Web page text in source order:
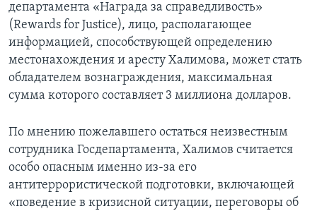
департамента «Награда за справедливость»
(Rewards for Justice), лицо, располагающее
информацией, способствующей определению
местонахождения и аресту Халимова, может стать
обладателем вознаграждения, максимальная
сумма которого составляет 3 миллиона долларов.
По мнению пожелавшего остаться неизвестным
сотрудника Госдепартамента, Халимов считается
особо опасным именно из-за его
антитеррористической подготовки, включающей
«поведение в кризисной ситуации, переговоры об